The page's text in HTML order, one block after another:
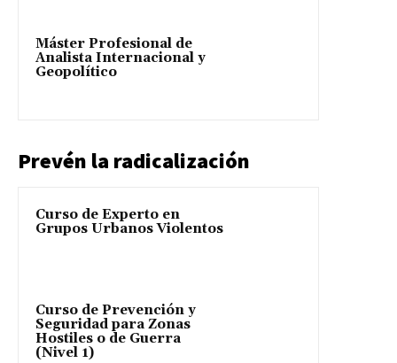
Máster Profesional de
Analista Internacional y
Geopolítico
Prevén la radicalización
Curso de Experto en
Grupos Urbanos Violentos
Curso de Prevención y
Seguridad para Zonas
Hostiles o de Guerra
(Nivel 1)